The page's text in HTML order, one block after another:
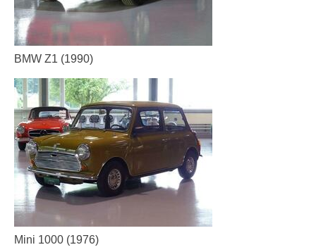
BMW Z1 (1990)
Mini 1000 (1976)